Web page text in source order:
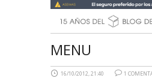
MENU
16/10/2012, 21:40 1